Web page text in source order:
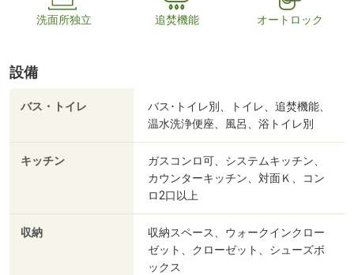
洗面所独立 追焚機能 オートロック
設備
バス・トイレ
バス･トイレ別、トイレ、追焚機能、
温水洗浄便座、風呂、浴トイレ別
キッチン
ガスコンロ可、システムキッチン、
カウンターキッチン、対面Ｋ、コン
ロ2口以上
収納
収納スペース、ウォークインクロー
ゼット、クローゼット、シューズボ
ックス